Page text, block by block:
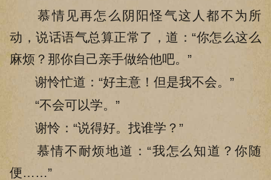
慕情见再怎么阴阳怪气这人都不为所
动，说话语气总算正常了，道：“你怎么这么
麻烦？那你自己亲手做给他吧。”
谢怜忙道：“好主意！但是我不会。”
“不会可以学。”
谢怜：“说得好。找谁学？”
慕情不耐烦地道：“我怎么知道？你随
便……”